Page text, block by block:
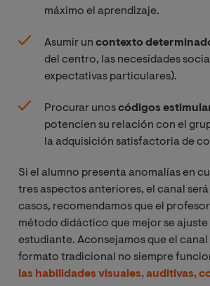
máximo el aprendizaje.
Asumir un contexto
del centro, las necesidades
expectativas particulares).
Procurar unoscódigos
potencien su relación con el
la adquisición satisfactoria de
Si el alumno presenta anomalías en
tres aspectos anteriores, el canal
casos, recomendamos que el
método didáctico que mejor se ajuste
estudiante. Aconsejamos que el canal
formato tradicional no siempre
las habilidades visuales, auditivas,